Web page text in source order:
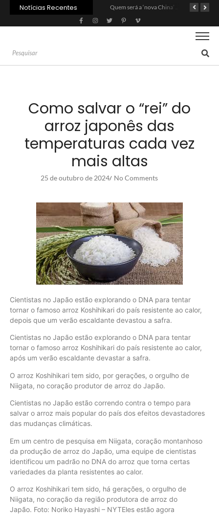
Notícias Recentes Quem será a ‘nova China’ do agro quando o apetite de Pequim acabar?
Como salvar o “rei” do
arroz japonês das
temperaturas cada vez
mais altas
25 de outubro de 2024/ No Comments
Cientistas no Japão estão explorando o DNA para tentar
tornar o famoso arroz Koshihikari do país resistente ao calor,
depois que um verão escaldante devastou a safra.
Cientistas no Japão estão explorando o DNA para tentar
tornar o famoso arroz Koshihikari do país resistente ao calor,
após um verão escaldante devastar a safra.
O arroz Koshihikari tem sido, por gerações, o orgulho de
Niigata, no coração produtor de arroz do Japão.
Cientistas no Japão estão correndo contra o tempo para
salvar o arroz mais popular do país dos efeitos devastadores
das mudanças climáticas.
Em um centro de pesquisa em Niigata, coração montanhoso
da produção de arroz do Japão, uma equipe de cientistas
identificou um padrão no DNA do arroz que torna certas
variedades da planta resistentes ao calor.
O arroz Koshihikari tem sido, há gerações, o orgulho de
Niigata, no coração da região produtora de arroz do
Japão. Foto: Noriko Hayashi – NYTEles estão agora